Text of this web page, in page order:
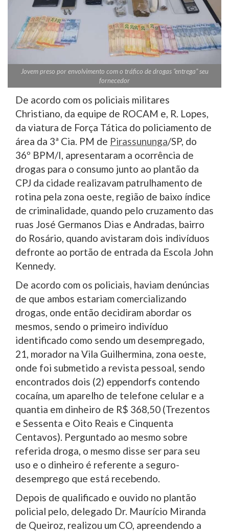
Jovem preso por envolvimento com o tráfico de drogas “entrega” seu
fornecedor
De acordo com os policiais militares
Christiano, da equipe de ROCAM e, R. Lopes,
da viatura de Força Tática do policiamento de
área da 3ª Cia. PM de Pirassununga/SP, do
36º BPM/I, apresentaram a ocorrência de
drogas para o consumo junto ao plantão da
CPJ da cidade realizavam patrulhamento de
rotina pela zona oeste, região de baixo índice
de criminalidade, quando pelo cruzamento das
ruas José Germanos Dias e Andradas, bairro
do Rosário, quando avistaram dois indivíduos
defronte ao portão de entrada da Escola John
Kennedy.
De acordo com os policiais, haviam denúncias
de que ambos estariam comercializando
drogas, onde então decidiram abordar os
mesmos, sendo o primeiro indivíduo
identificado como sendo um desempregado,
21, morador na Vila Guilhermina, zona oeste,
onde foi submetido a revista pessoal, sendo
encontrados dois (2) eppendorfs contendo
cocaína, um aparelho de telefone celular e a
quantia em dinheiro de R$ 368,50 (Trezentos
e Sessenta e Oito Reais e Cinquenta
Centavos). Perguntado ao mesmo sobre
referida droga, o mesmo disse ser para seu
uso e o dinheiro é referente a seguro-
desemprego que está recebendo.
Depois de qualificado e ouvido no plantão
policial pelo, delegado Dr. Maurício Miranda
de Queiroz, realizou um CO, apreendendo a